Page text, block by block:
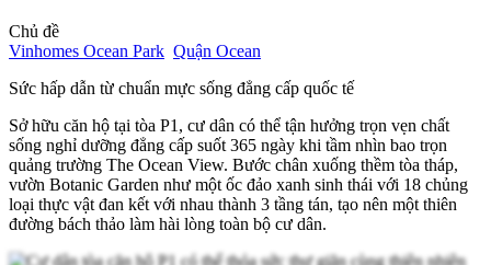
Chủ đề
Vinhomes Ocean Park Quận Ocean
Sức hấp dẫn từ chuẩn mực sống đẳng cấp quốc tế
Sở hữu căn hộ tại tòa P1, cư dân có thể tận hưởng trọn vẹn chất
sống nghỉ dưỡng đẳng cấp suốt 365 ngày khi tầm nhìn bao trọn
quảng trường The Ocean View. Bước chân xuống thềm tòa tháp,
vườn Botanic Garden như một ốc đảo xanh sinh thái với 18 chủng
loại thực vật đan kết với nhau thành 3 tầng tán, tạo nên một thiên
đường bách thảo làm hài lòng toàn bộ cư dân.